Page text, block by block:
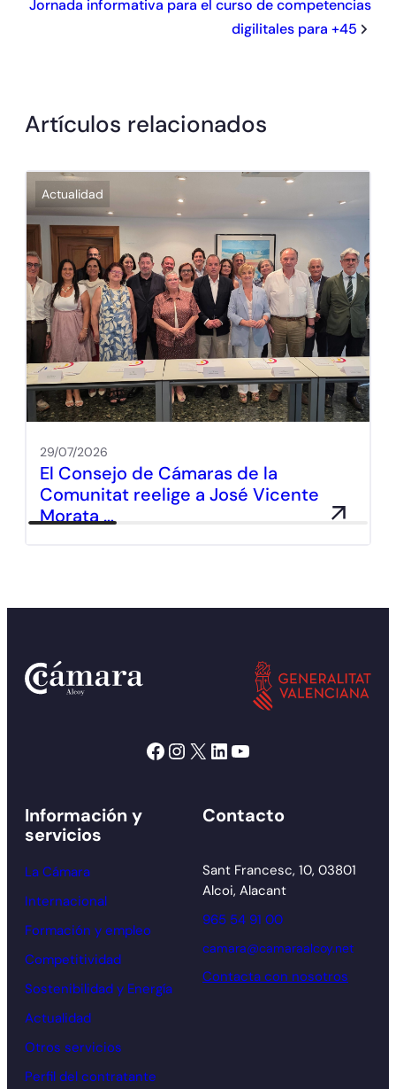
Jornada informativa para el curso de competencias
digilitales para +45
Artículos relacionados
Actualidad
29/07/2026
El Consejo de Cámaras de la
Comunitat reelige a José Vicente
Morata …
Facebook Instagram X LinkedIn YouTube
Información y
servicios
La Cámara
Internacional
Formación y empleo
Competitividad
Sostenibilidad y Energía
Actualidad
Otros servicios
Perfil del contratante
Contacto
Sant Francesc, 10, 03801
Alcoi, Alacant
965 54 91 00
camara@camaraalcoy.net
Contacta con nosotros